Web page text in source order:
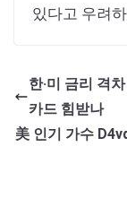
있다고 우려
한·미 금리 격
카드 힘받나
美 인기 가수